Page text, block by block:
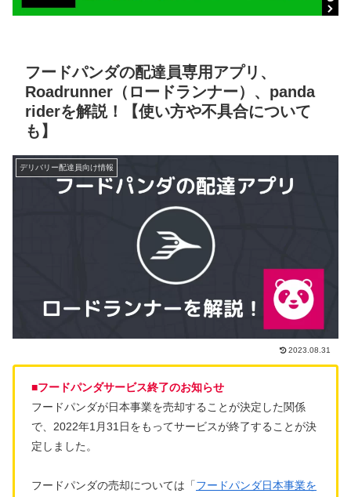
フードパンダの配達員専用アプリ、
Roadrunner（ロードランナー）、panda
riderを解説！【使い方や不具合について
も】
デリバリー配達員向け情報
2023.08.31
■フードパンダサービス終了のお知らせ
フードパンダが日本事業を売却することが決定した関係
で、2022年1月31日をもってサービスが終了することが決
定しました。
フードパンダの売却については「フードパンダ日本事業を